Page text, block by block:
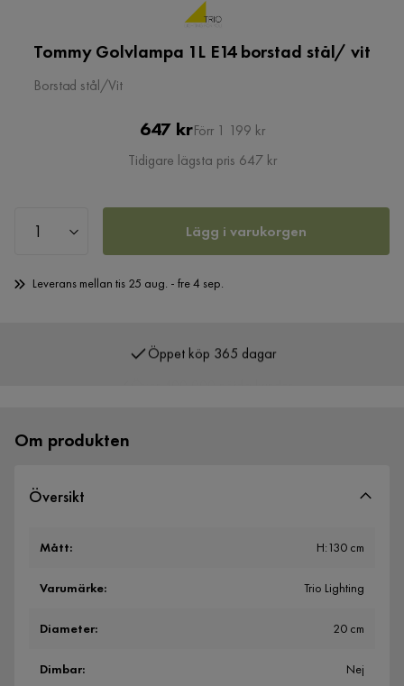
Tommy Golvlampa 1L E14 borstad stål/ vit
Borstad stål/Vit
Pris
647 kr Original
Pris
Förr 1 199 kr
Tidigare lägsta pris 647 kr
Lägg i varukorgen
Leverans mellan tis 25 aug. - fre 4 sep.
Över 400 000 nöjda kunder
Om produkten
Översikt
Mått: H:130 cm
Varumärke: Trio Lighting
Diameter: 20 cm
Dimbar: Nej